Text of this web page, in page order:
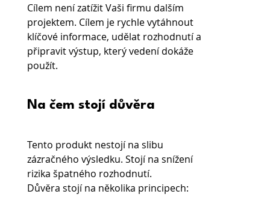
Cílem není zatížit Vaši firmu dalším
projektem. Cílem je rychle vytáhnout
klíčové informace, udělat rozhodnutí a
připravit výstup, který vedení dokáže
použít.
Na čem stojí důvěra
Tento produkt nestojí na slibu
zázračného výsledku. Stojí na snížení
rizika špatného rozhodnutí.
Důvěra stojí na několika principech: